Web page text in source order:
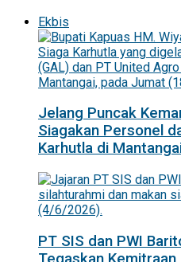
Ekbis
Jelang Puncak
Siagakan Personel
Karhutla di
PT SIS dan PWI